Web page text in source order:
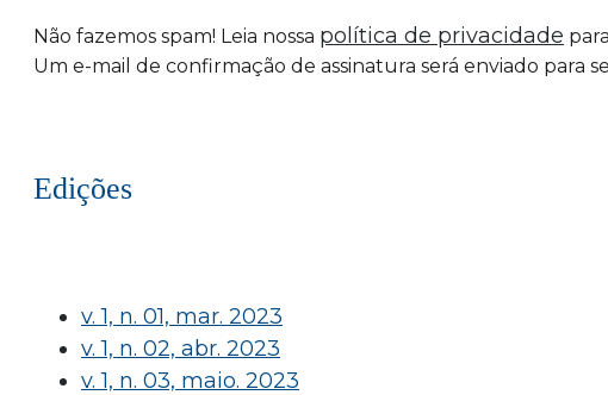
Não fazemos spam! Leia nossa política de privacidade
Um e-mail de confirmação de assinatura será enviado para
Edições
v. 1, n. 01, mar. 2023
v. 1, n. 02, abr. 2023
v. 1, n. 03, maio. 2023